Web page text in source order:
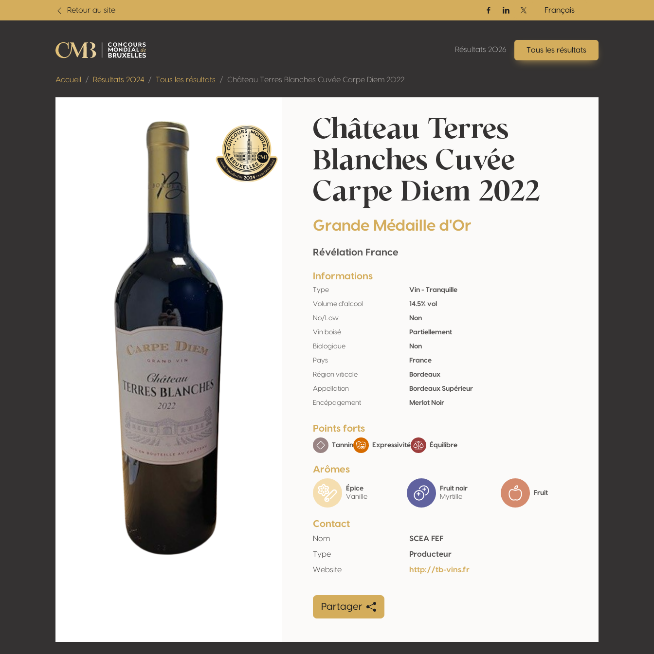
Retour au site
FacebookLinkedinTwitter / X
Français
Résultats 2026 Tous les résultats
Accueil Résultats 2024 Tous les résultats Château Terres Blanches Cuvée Carpe Diem 2022
Château Terres
Blanches Cuvée
Carpe Diem 2022
Grande Médaille d'Or
Révélation France
Informations
Type Vin - Tranquille
Volume d'alcool 14.5% vol
No/Low Non
Vin boisé Partiellement
Biologique Non
Pays France
Région viticole Bordeaux
Appellation Bordeaux Supérieur
Encépagement Merlot Noir
Points forts
Tannin Expressivité Équilibre
Arômes
Épice
Vanille
Fruit noir
Myrtille
Fruit
Contact
Nom
SCEA FEF
Type
Producteur
Website
http://tb-vins.fr
Partager